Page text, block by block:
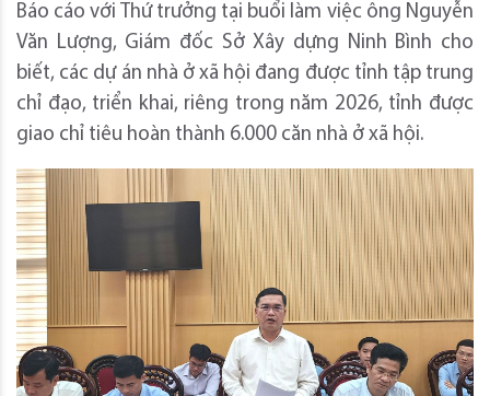
Báo cáo với Thứ trưởng tại buổi làm việc ông Nguyễn
Văn Lượng, Giám đốc Sở Xây dựng Ninh Bình cho
biết, các dự án nhà ở xã hội đang được tỉnh tập trung
chỉ đạo, triển khai, riêng trong năm 2026, tỉnh được
giao chỉ tiêu hoàn thành 6.000 căn nhà ở xã hội.